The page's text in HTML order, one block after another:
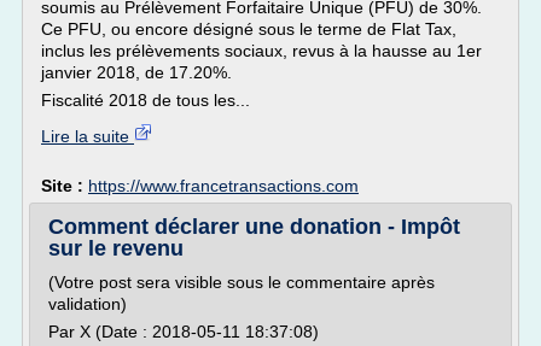
soumis au Prélèvement Forfaitaire Unique (PFU) de 30%.
Ce PFU, ou encore désigné sous le terme de Flat Tax,
inclus les prélèvements sociaux, revus à la hausse au 1er
janvier 2018, de 17.20%.
Fiscalité 2018 de tous les...
Lire la suite
Site : https://www.francetransactions.com
Comment déclarer une donation - Impôt
sur le revenu
(Votre post sera visible sous le commentaire après
validation)
Par X (Date : 2018-05-11 18:37:08)